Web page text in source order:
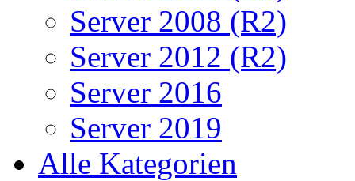
Server 2008 (R2)
Server 2012 (R2)
Server 2016
Server 2019
Alle Kategorien